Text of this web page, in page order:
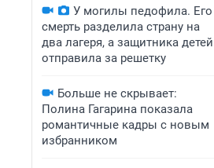
У могилы педофила. Его
смерть разделила страну на
два лагеря, а защитника детей
отправила за решетку
Больше не скрывает:
Полина Гагарина показала
романтичные кадры с новым
избранником